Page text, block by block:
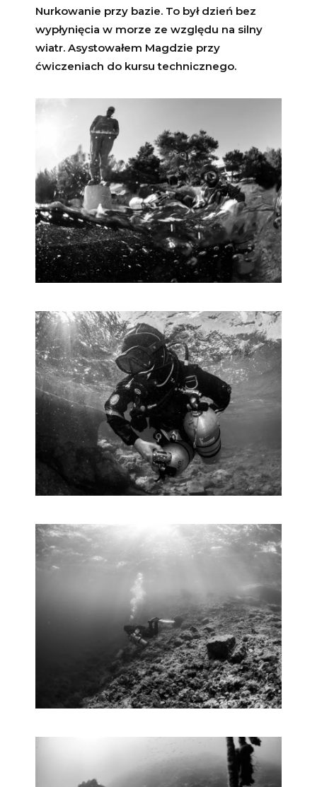
Nurkowanie przy bazie. To był dzień bez
wypłynięcia w morze ze względu na silny
wiatr. Asystowałem Magdzie przy
ćwiczeniach do kursu technicznego.